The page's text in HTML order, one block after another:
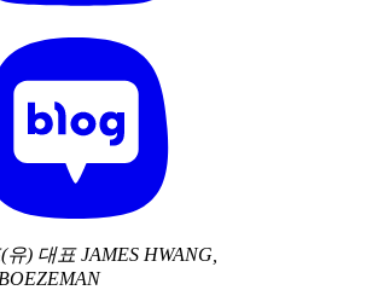
) 대표 JAMES HWANG,